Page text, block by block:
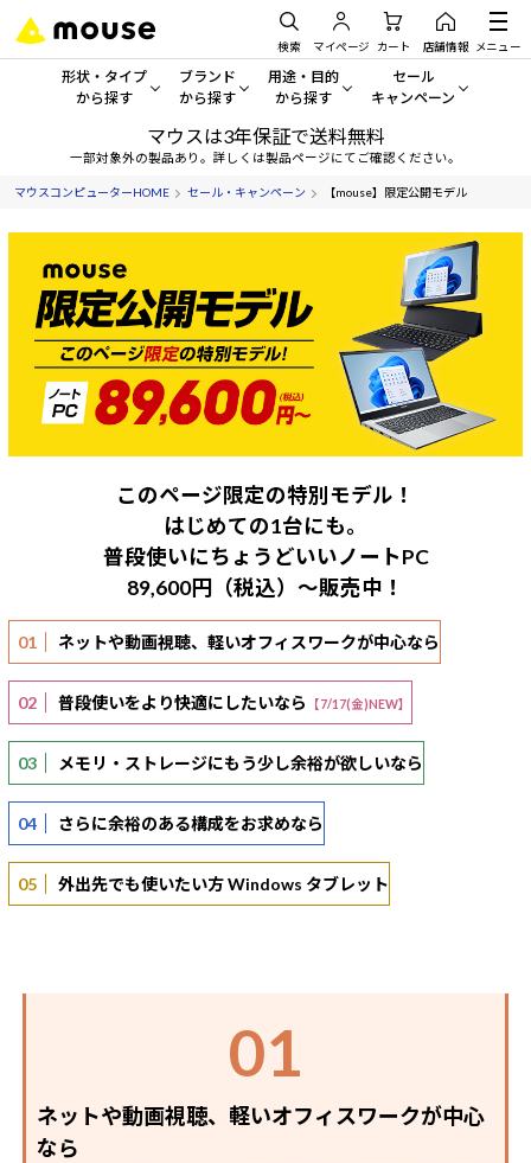
検索 マイページ カート 店舗情報 メニュー
形状・タイプ
から探す
形状・タイプから探す をすべてみる
デスクトップPC
タブレット
サーバー
ワークステーション
ディスプレイ
Windows 11 | Copilot+ PC
ブランド
から探す
mouse
G TUNE
DAIV
MousePro
iiyama
Windows 11| Copilot+ PC
用途・目的
から探す
一般向けパソコン
ゲーミングPC・ゲーム向けパソコン
クリエイティブ向け
ビジネス向けパソコン
学習向けパソコン
スペック/パーツ別
AIおすすめパソコン
Windows 11
セール
キャンペーン
セール・キャンペー
期間限定セール
アウトレットパソコン
すべて新品の旧モデル製品
おすすめ目玉パソコン
今イチオシのパソコンをピ
Windows 11|Copilot+ PC
マウスは3年保証で送料無料
一部対象外の製品あり。詳しくは製品ページにてご確認ください。
マウスコンピューターHOME セール・キャンペーン 【mouse】限定公開モデル
このページ限定の特別モデル！
はじめての1台にも。
普段使いにちょうどいいノートPC
89,600円（税込）〜販売中！
01 ネットや動画視聴、軽いオフィスワークが中心なら
02 普段使いをより快適にしたいなら 【7/17(金)NEW】
03 メモリ・ストレージにもう少し余裕が欲しいなら
04 さらに余裕のある構成をお求めなら
05 外出先でも使いたい方 Windows タブレット
01
ネットや動画視聴、軽いオフィスワークが中心
なら